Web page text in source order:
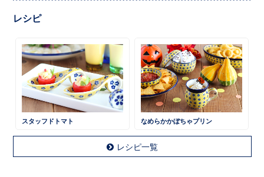
レシピ
スタッフドトマト なめらかかぼちゃプリン
レシピ一覧